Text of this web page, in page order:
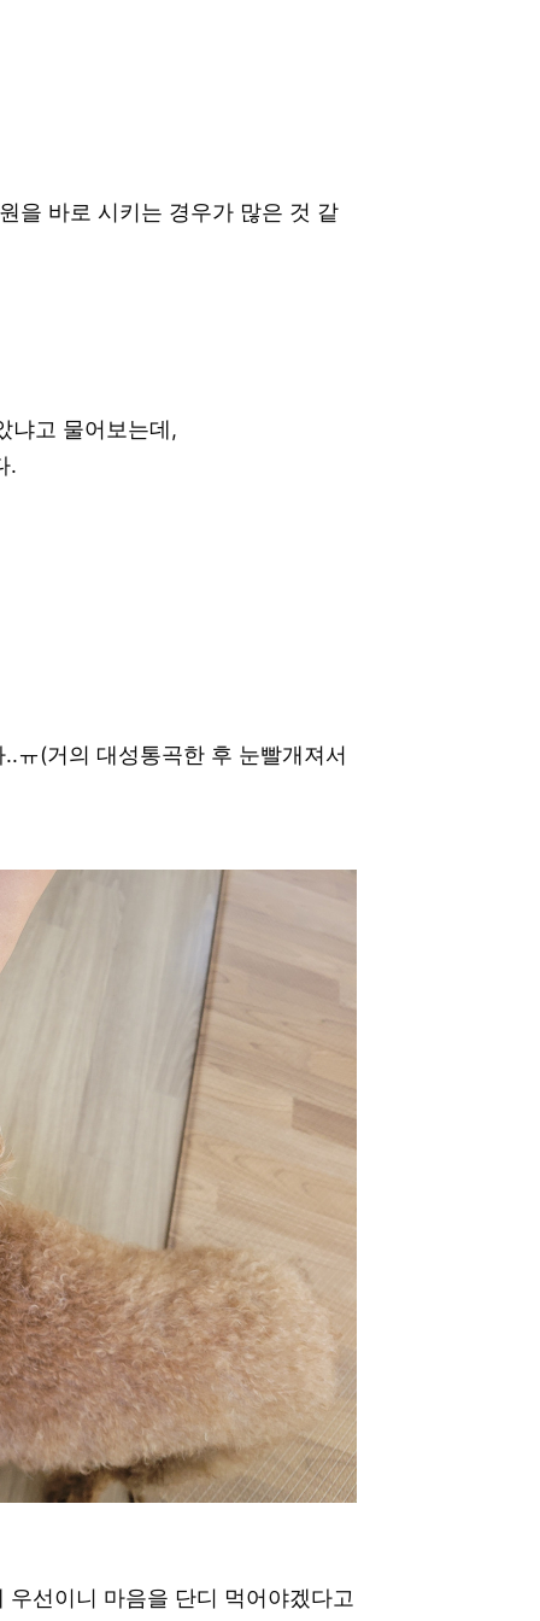
을 바로 시키는 경우가 많은 것 같
냐고 물어보는데,
.
ㅠ(거의 대성통곡한 후 눈빨개져서
선이니 마음을 단디 먹어야겠다고